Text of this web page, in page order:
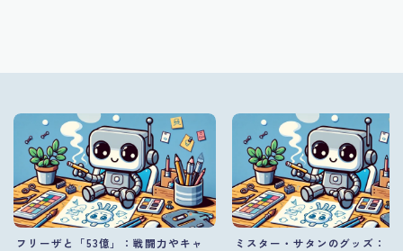
フリーザと「53億」：戦闘力やキャ
ミスター・サタンのグッズ：『